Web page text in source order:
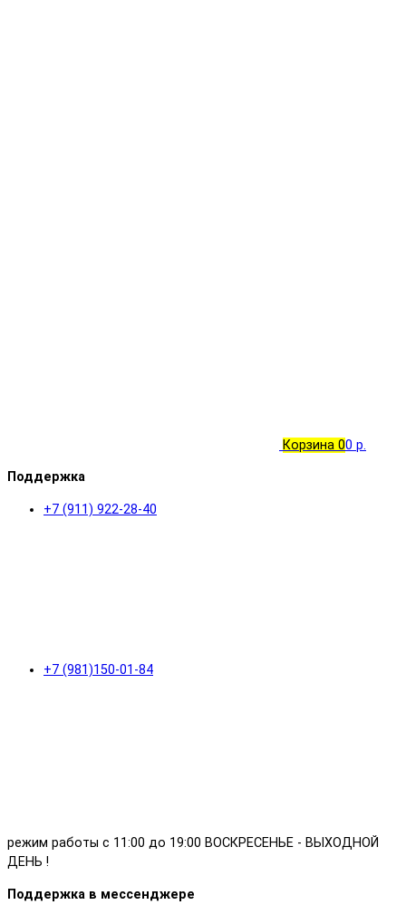
Корзина 00 р.
Поддержка
+7 (911) 922-28-40
+7 (981)150-01-84
режим работы с 11:00 до 19:00 ВОСКРЕСЕНЬЕ - ВЫХОДНОЙ
ДЕНЬ !
Поддержка в мессенджере